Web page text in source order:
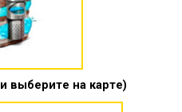
выберите на карте)